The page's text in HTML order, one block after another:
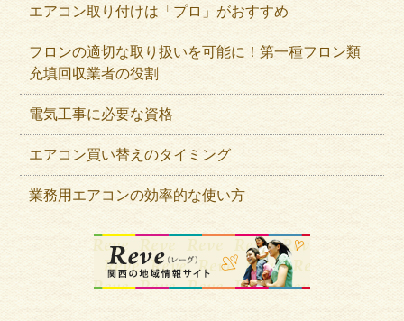
エアコン取り付けは「プロ」がおすすめ
フロンの適切な取り扱いを可能に！第一種フロン類
充填回収業者の役割
電気工事に必要な資格
エアコン買い替えのタイミング
業務用エアコンの効率的な使い方